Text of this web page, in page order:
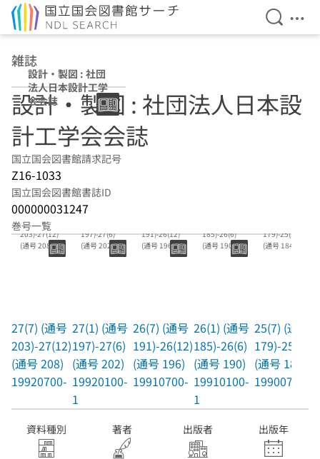
検索を
メ
雑誌
設計・製図 : 社団
法人日本設計工学
会会誌
設計・製図 : 社団法人日本設
計工学会会誌
国立国会図書館請求記号
Z16-1033
国立国会図書館書誌ID
000000031247
巻号一覧
27(7) (通号
203)-27(12)
(通号 208)
19920700-
27(7) (通号
203)-27(12)
(通号 208)
19920700-
197)-27(6)
(通号 202)
19920100-1
27(1) (通号
197)-27(6)
(通号 202)
19920100-
1
191)-26(12)
(通号 196)
19910700-
26(7) (通号
191)-26(12)
(通号 196)
19910700-
185)-26(6)
(通号 190)
19910100-1
26(1) (通号
185)-26(6)
(通号 190)
19910100-
1
179)-25(12)
(通号 184)
25(7) (通号
179)-25(12)
(通号 184)
19900700-
資料種別 著者 出版者 出版年